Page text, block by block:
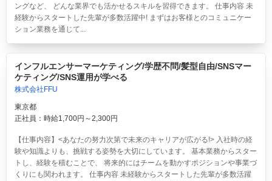
ングなど、 どんな業界でも活かせるスキルを習得できます。 仕事内容 未
経験からスタートした先輩が多数活躍中! まずはお客様とのコミュニケー
ション業務を通じて...
インフルエンサーマーケティング/学歴不問/髪型自由/SNSマー
ケティング/SNS運用が学べる
株式会社FFU
東京都
正社員：時給1,700円～2,300円
【仕事内容】<あなたの努力次第で未来のキャリアが広がる!> 入社時の経
験や知識よりも、挑戦する姿勢を大切にしています。 基本業務からスター
トし、経験を積むことで、 将来的にはチームを動かすポジションや事業づ
くりにも関われます。 仕事内容 未経験からスタートした先輩が多数活躍